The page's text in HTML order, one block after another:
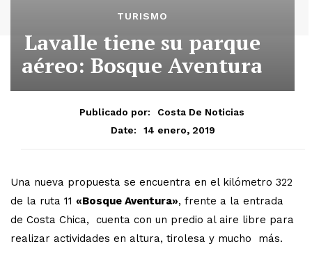
TURISMO
Lavalle tiene su parque
aéreo: Bosque Aventura
Publicado por:
Costa De Noticias
Date:
14 enero, 2019
Una nueva propuesta se encuentra en el kilómetro 322
de la ruta 11 «Bosque Aventura», frente a la entrada
de Costa Chica, cuenta con un predio al aire libre para
realizar actividades en altura, tirolesa y mucho más.